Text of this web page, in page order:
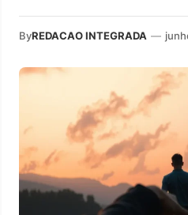
ByREDACAO INTEGRADA —